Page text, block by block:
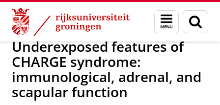
Skip
Content
Skip
Navigation
Menu
en
zoeken
Over ons Actueel Evenementen Promoties
Underexposed features of
CHARGE syndrome:
immunological, adrenal, and
scapular function